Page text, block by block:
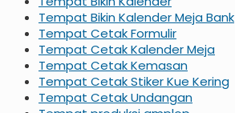
Tempat Bikin Kalender Meja Bank
Tempat Cetak Formulir
Tempat Cetak Kalender Meja
Tempat Cetak Kemasan
Tempat Cetak Stiker Kue Kering
Tempat Cetak Undangan